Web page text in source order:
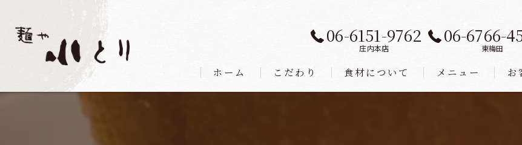
06-6151-9762
庄内本店
06-6766-
東梅田
ホーム こだわり 食材について メニュー お